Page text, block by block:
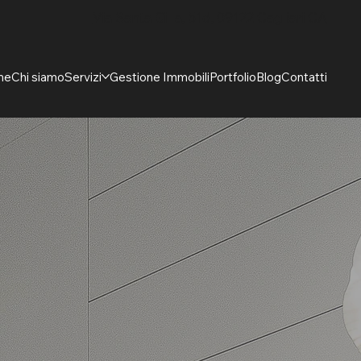
Chi siamoServizi Gestione ImmobiliPortfolioBlogContatti